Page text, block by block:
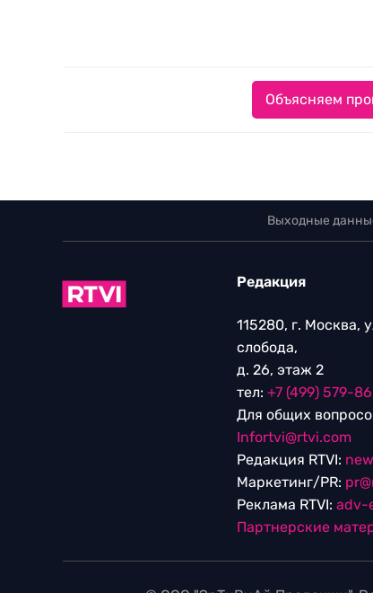
Объясняем
Выходные
Редакция
115280, г. Москва,
слобода,
д. 26, этаж 2
тел: +7 (499) 579-
Для общих
Infortvi@rtvi.com
Редакция RTVI:
Маркетинг/PR:
Реклама RTVI: adv-
Партнерские